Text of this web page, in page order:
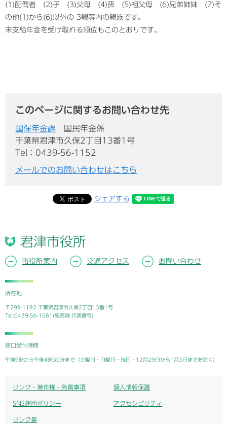
(1)配偶者 (2)子 (3)父母 (4)孫 (5)祖父母 (6)兄弟姉妹 (7)そ
の他(1)から(6)以外の 3親等内の親族です。
未支給年金を受け取れる順位もこのとおりです。
このページに関するお問い合わせ先
国保年金課
国民年金係
千葉県君津市久保2丁目13番1号
Tel：0439-56-1152
メールでのお問い合わせはこちら
シェアする
君津市役所
市役所案内 交通アクセス お問い合わせ
所在地
〒299-1192 千葉県君津市久保2丁目13番1号
Tel:0439-56-1581(総務課 代表番号)
窓口受付時間
午前9時から午後4時30分まで（土曜日・日曜日・祝日・12月29日から1月3日までを除く）
リンク・著作権・免責事項 個人情報保護
SNS運用ポリシー アクセシビリティ
リンク集